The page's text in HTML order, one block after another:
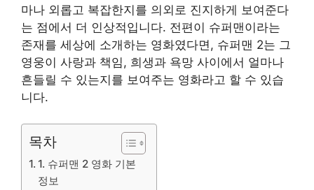
마나 외롭고 복잡한지를 의외로 진지하게 보여준다
는 점에서 더 인상적입니다. 전편이 슈퍼맨이라는
존재를 세상에 소개하는 영화였다면, 슈퍼맨 2는 그
영웅이 사랑과 책임, 희생과 욕망 사이에서 얼마나
흔들릴 수 있는지를 보여주는 영화라고 할 수 있습
니다.
목차
1. 슈퍼맨 2 영화 기본
정보